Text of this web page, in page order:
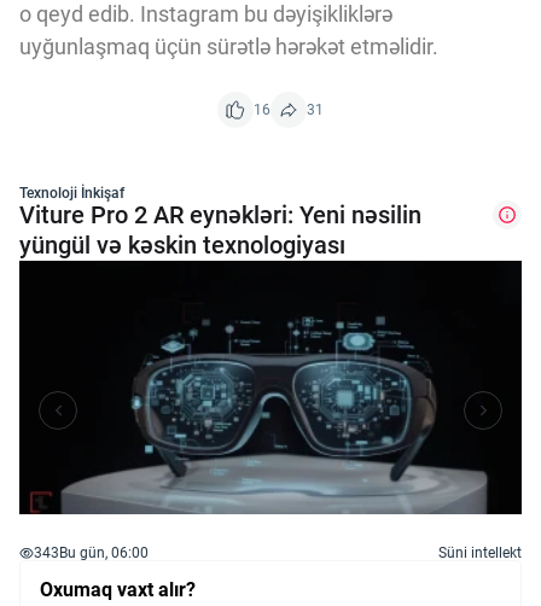
o qeyd edib. Instagram bu dəyişikliklərə
uyğunlaşmaq üçün sürətlə hərəkət etməlidir.
16 31
Texnoloji İnkişaf
Viture Pro 2 AR eynəkləri: Yeni nəsilin
yüngül və kəskin texnologiyası
343 Bu gün, 06:00 Süni intellekt
Oxumaq vaxt alır?